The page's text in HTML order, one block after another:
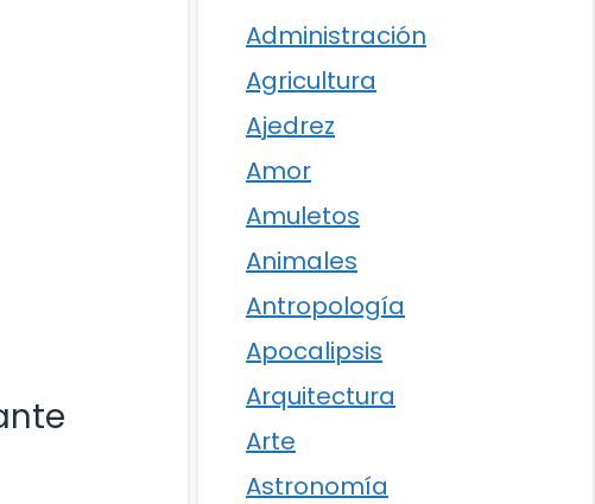
Administración
Agricultura
Ajedrez
Amor
Amuletos
Animales
Antropología
Apocalipsis
Arquitectura
Arte
Astronomía